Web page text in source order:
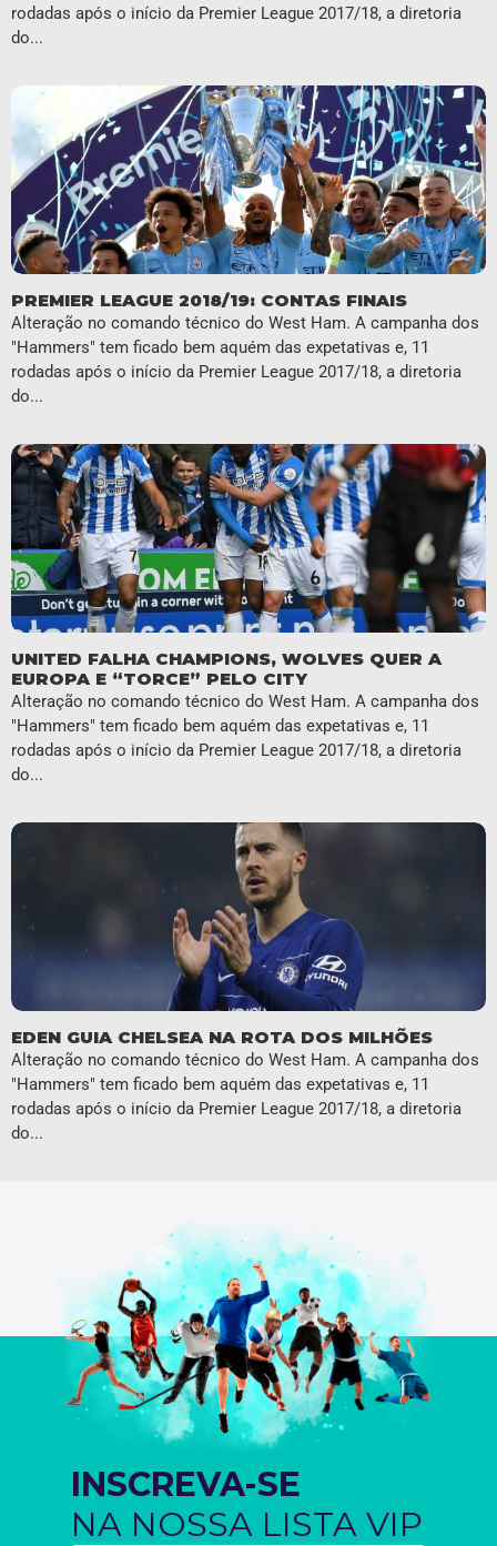
rodadas após o início da Premier League 2017/18, a diretoria
do...
PREMIER LEAGUE 2018/19: CONTAS FINAIS
Alteração no comando técnico do West Ham. A campanha dos
"Hammers" tem ficado bem aquém das expetativas e, 11
rodadas após o início da Premier League 2017/18, a diretoria
do...
UNITED FALHA CHAMPIONS, WOLVES QUER A
EUROPA E “TORCE” PELO CITY
Alteração no comando técnico do West Ham. A campanha dos
"Hammers" tem ficado bem aquém das expetativas e, 11
rodadas após o início da Premier League 2017/18, a diretoria
do...
EDEN GUIA CHELSEA NA ROTA DOS MILHÕES
Alteração no comando técnico do West Ham. A campanha dos
"Hammers" tem ficado bem aquém das expetativas e, 11
rodadas após o início da Premier League 2017/18, a diretoria
do...
INSCREVA-SE
NA NOSSA LISTA VIP